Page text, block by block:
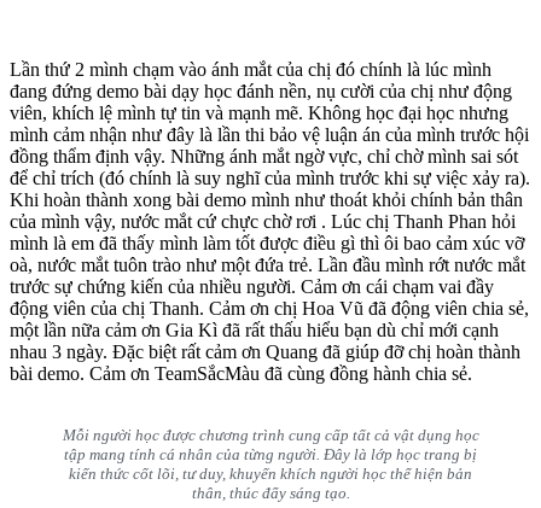
Lần thứ 2 mình chạm vào ánh mắt của chị đó chính là lúc mình
đang đứng demo bài dạy học đánh nền, nụ cười của chị như động
viên, khích lệ mình tự tin và mạnh mẽ. Không học đại học nhưng
mình cảm nhận như đây là lần thi bảo vệ luận án của mình trước hội
đồng thẩm định vậy. Những ánh mắt ngờ vực, chỉ chờ mình sai sót
để chỉ trích (đó chính là suy nghĩ của mình trước khi sự việc xảy ra).
Khi hoàn thành xong bài demo mình như thoát khỏi chính bản thân
của mình vậy, nước mắt cứ chực chờ rơi . Lúc chị Thanh Phan hỏi
mình là em đã thấy mình làm tốt được điều gì thì ôi bao cảm xúc vỡ
oà, nước mắt tuôn trào như một đứa trẻ. Lần đầu mình rớt nước mắt
trước sự chứng kiến của nhiều người. Cảm ơn cái chạm vai đầy
động viên của chị Thanh. Cảm ơn chị Hoa Vũ đã động viên chia sẻ,
một lần nữa cảm ơn Gia Kì đã rất thấu hiểu bạn dù chỉ mới cạnh
nhau 3 ngày. Đặc biệt rất cảm ơn Quang đã giúp đỡ chị hoàn thành
bài demo. Cảm ơn TeamSắcMàu đã cùng đồng hành chia sẻ.
Mỗi người học được chương trình cung cấp tất cả vật dụng học
tập mang tính cá nhân của từng người. Đây là lớp học trang bị
kiến thức cốt lõi, tư duy, khuyến khích người học thể hiện bản
thân, thúc đẩy sáng tạo.